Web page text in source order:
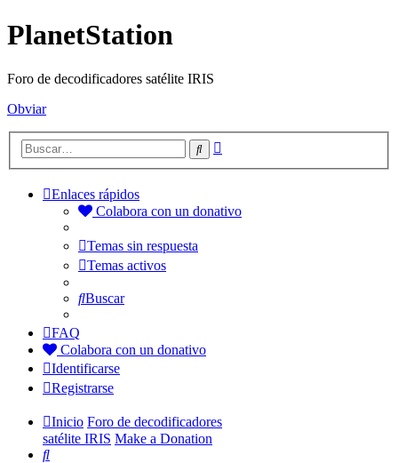
PlanetStation
Foro de decodificadores satélite IRIS
Obviar
Buscar
Enlaces rápidos
Colabora con un donativo
Temas sin respuesta
Temas activos
Buscar
FAQ
Colabora con un donativo
Identificarse
Registrarse
Inicio Foro de decodificadores
satélite IRIS Make a Donation
Buscar